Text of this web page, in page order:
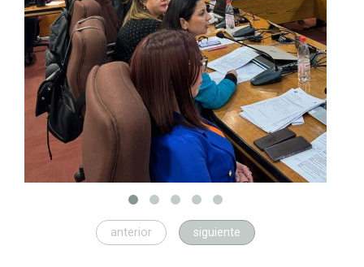
anterior siguiente